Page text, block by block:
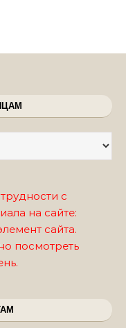
с
на сайте:
сайта.
посмотреть